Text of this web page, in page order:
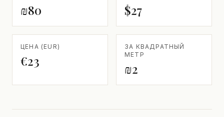
₪80 $27
ЦЕНА (EUR)
€23
ЗА КВАДРАТНЫЙ
МЕТР
₪2